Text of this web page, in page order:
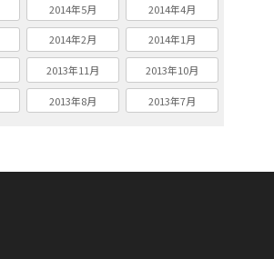
2014年5月 2014年4月
2014年2月 2014年1月
2013年11月 2013年10月
2013年8月 2013年7月